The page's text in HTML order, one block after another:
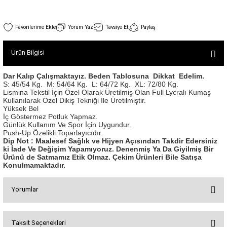
Basic Taytlar
Ve Bel Tayt
Deri Görünümlü Tayt
Tül Detaylı Spor Taytlar
Arkası Büzgülü Tayt
Dekolte Tayt
MODELLİ TAYTLAR
Fermuarlı Taytlar
İp Detaylı Spor Taytlar
Kısa Taytlar
Tulum Kategorisi 2
1 SCRUNCH BUTT TULUM
MAYORKA TULUM
Oslo Tulum
Sunset Tulum
LUNA BACKLESS TULUM
Çapraz İp Detaylı Tulum
Çift Çapraz Tulum
Tek Çapraz Tulum
Tulum Kategorisi 3
Fermuarlı Spor Bra
Halkalı Spor Bra
Viyana Spor Bustiyer
Spor Bustiyer 2
SCULPT LINE SPOR BUSTIYER
Tshirt
BOLERA
Tshirt
V YAKA TSHIRT
Ekstra Yüksek Bel Spor Tayt Siyah Renk 250
Yorum Yaz Tavsiye Et Paylaş
Ürün Bilgisi
Dar Kalıp Çalışmaktayız. Beden Tablosuna Dikkat Edelim.
S: 45/54 Kg.
M: 54/64 Kg. L: 64/72 Kg.
XL: 72/80 Kg.
Lismina Tekstil İçin Özel Olarak Üretilmiş Olan Full Lycralı Kumaş
Kullanılarak Özel Dikiş Tekniği İle Üretilmiştir.
Yüksek Bel
İç Göstermez Potluk Yapmaz.
Günlük Kullanım Ve Spor İçin Uygundur.
Push-Up Özelikli Toparlayıcıdır.
Dip Not : Maalesef Sağlık ve Hijyen Açısından Takdir Edersiniz
ki İade Ve Değişim Yapamıyoruz. Denenmiş Ya Da Giyilmiş Bir
Ürünü de Satmamız Etik Olmaz. Çekim Ürünleri Bile Satışa
Konulmamaktadır.
Yorumlar
Taksit Seçenekleri